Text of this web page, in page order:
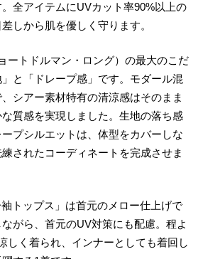
全アイテムにUVカット率90%以上の
しから肌を優しく守ります。
ートドルマン・ロング）の最大のこだ
と「ドレープ感」です。モダール混
シアー素材特有の清涼感はそのまま
質感を実現しました。生地の落ち感
プシルエットは、体型をカバーしな
されたコーディネートを完成させま
トップス」は首元のメロー仕上げで
がら、首元のUV対策にも配慮。程よ
しく着られ、インナーとしても着回し